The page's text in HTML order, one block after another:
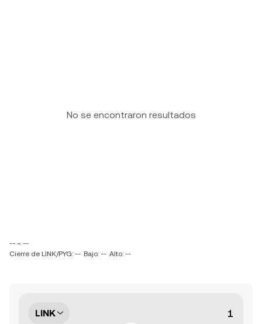
No se encontraron resultados
-- ~ --
Cierre de LINK/PYG: -- Bajo: -- Alto: --
LINK